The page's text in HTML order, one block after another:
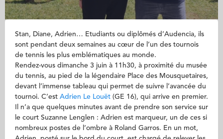
Stan, Diane, Adrien… Etudiants ou diplômés d’Audencia, ils
sont pendant deux semaines au cœur de l’un des tournois
de tennis les plus emblématiques au monde.
Rendez-vous dimanche 3 juin à 11h30, à proximité du musée
du tennis, au pied de la légendaire Place des Mousquetaires,
devant l’immense tableau qui permet de suivre l’avancée du
tournoi. C’est Adrien Le Louët (GE 16), qui arrive en premier.
Il n’a que quelques minutes avant de prendre son service sur
le court Suzanne Lenglen : Adrien est marqueur, un de ces si
nombreux postes de l’ombre à Roland Garros. En un mot,